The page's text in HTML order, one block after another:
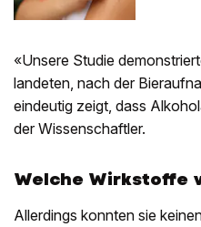
«Unsere Studie
landeten, nach der
eindeutig zeigt, dass
der Wissenschaftler.
Welche Wirkstoffe
Allerdings konnten sie